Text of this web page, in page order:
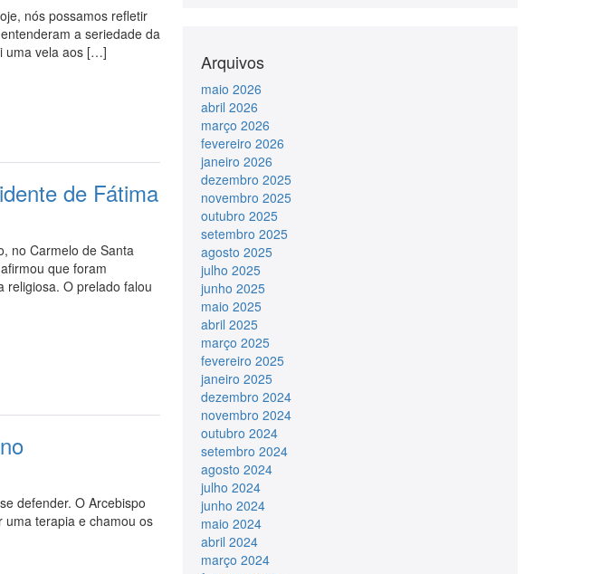
nós possamos refletir
a seriedade da
uma vela aos […]
de Fátima
no Carmelo de Santa
que foram
religiosa. O prelado falou
defender. O Arcebispo
uma terapia e chamou os
Arquivos
maio 2026
abril 2026
março 2026
fevereiro 2026
janeiro 2026
dezembro 2025
novembro 2025
outubro 2025
setembro 2025
agosto 2025
julho 2025
junho 2025
maio 2025
abril 2025
março 2025
fevereiro 2025
janeiro 2025
dezembro 2024
novembro 2024
outubro 2024
setembro 2024
agosto 2024
julho 2024
junho 2024
maio 2024
abril 2024
março 2024